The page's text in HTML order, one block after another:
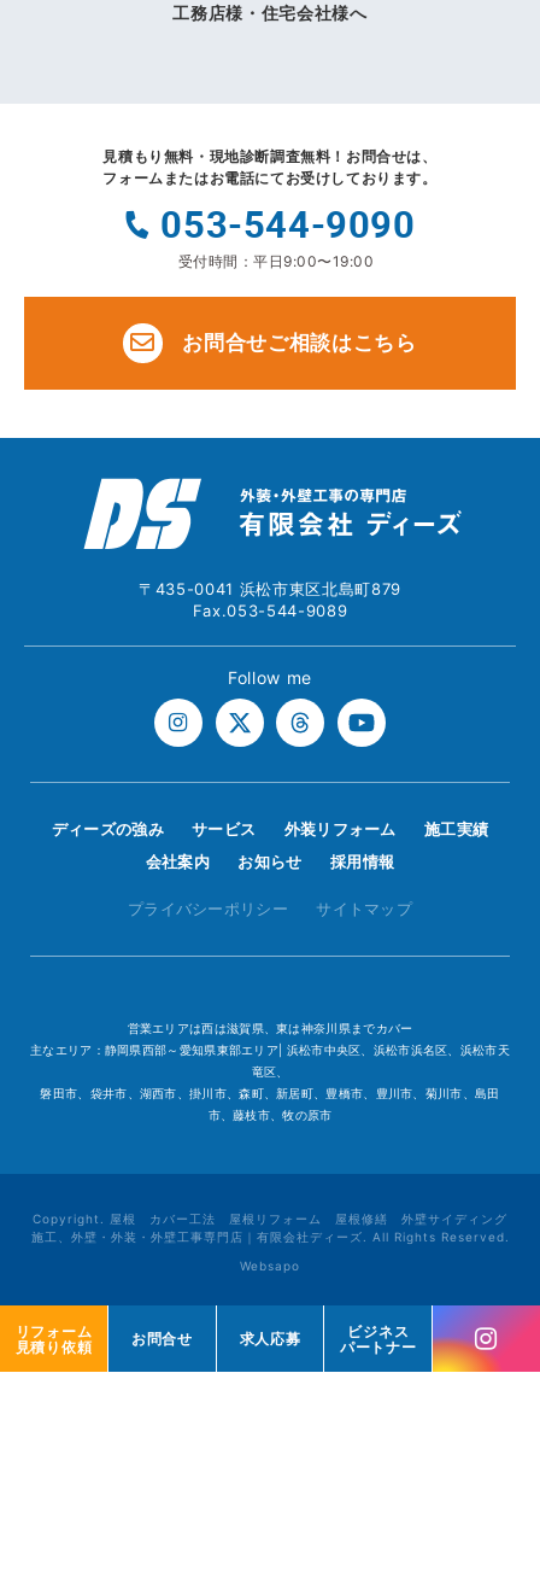
リフォーム
見積り依頼
お問合せ 求人応募
ビジネス
パートナー
リフォーム
見積り依頼
お問合せ 求人応募
ビジネス
パートナー
工務店様・住宅会社様へ
見積もり無料・現地診断調査無料！ お問合せは、
フォームまたはお電話にてお受けしております。
053-544-9090
受付時間：平日9:00〜19:00
お問合せご相談はこちら
〒435-0041 浜松市東区北島町879
Fax.053-544-9089
Follow me
ディーズの強み サービス 外装リフォーム
施工実績
会社案内
お知らせ 採用情報
プライバシーポリシー サイトマップ
営業エリアは西は滋賀県、東は神奈川県までカバー
主なエリア：静岡県西部～愛知県東部エリア| 浜松市中央区、浜松市浜名区、浜松市天
竜区、
磐田市、袋井市、湖西市、掛川市、森町、新居町、豊橋市、豊川市、菊川市、島田
市、藤枝市、牧の原市
Copyright. 屋根 カバー工法 屋根リフォーム 屋根修繕 外壁サイディング
施工、外壁・外装・外壁工事専門店｜有限会社ディーズ. All Rights Reserved.
Websapo